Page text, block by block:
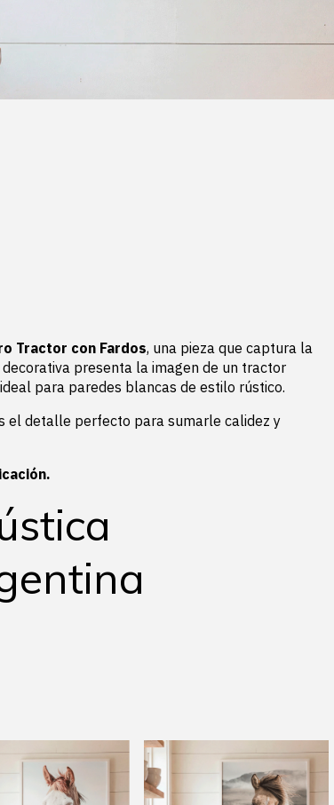
Tractor con Fardos, una pieza que captura la
presenta la imagen de un tractor
para paredes blancas de estilo rústico.
el detalle perfecto para sumarle calidez y